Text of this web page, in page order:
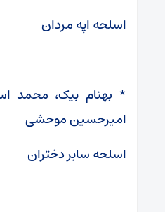
اسلحه اپه مردان
* بهنام بیک، محمد
امیرحسین موحشی
اسلحه سابر دختران